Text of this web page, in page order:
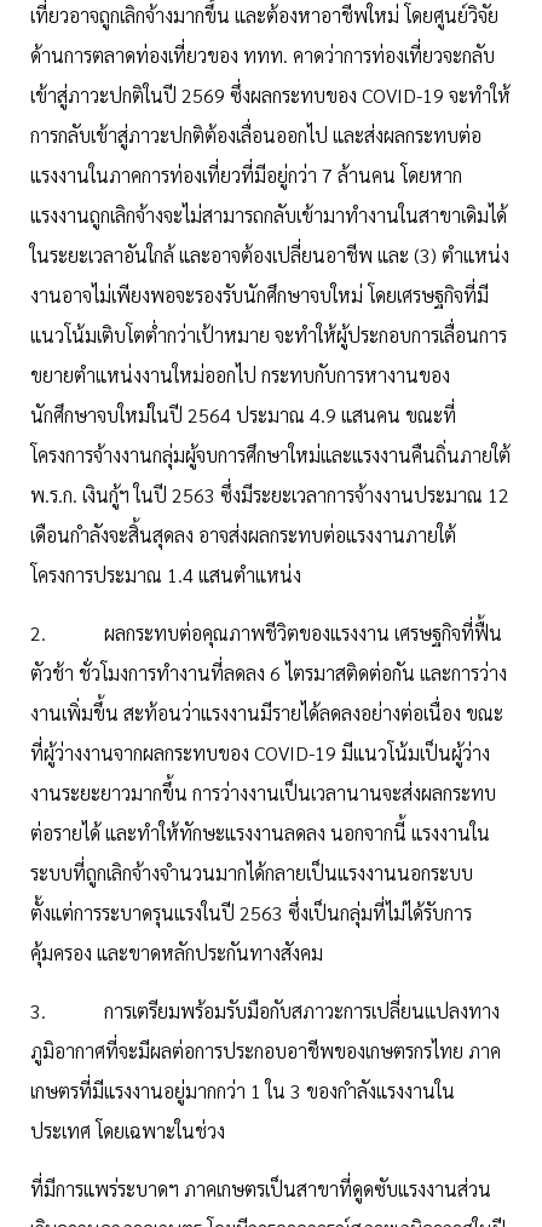
เที่ยวอาจถูกเลิกจ้างมากขึ้น และต้องหาอาชีพใหม่ โดยศูนย์วิจัย
ด้านการตลาดท่องเที่ยวของ ททท. คาดว่าการท่องเที่ยวจะกลับ
เข้าสู่ภาวะปกติในปี 2569 ซึ่งผลกระทบของ COVID-19 จะทำให้
การกลับเข้าสู่ภาวะปกติต้องเลื่อนออกไป และส่งผลกระทบต่อ
แรงงานในภาคการท่องเที่ยวที่มีอยู่กว่า 7 ล้านคน โดยหาก
แรงงานถูกเลิกจ้างจะไม่สามารถกลับเข้ามาทำงานในสาขาเดิมได้
ในระยะเวลาอันใกล้ และอาจต้องเปลี่ยนอาชีพ และ (3) ตำแหน่ง
งานอาจไม่เพียงพอจะรองรับนักศึกษาจบใหม่ โดยเศรษฐกิจที่มี
แนวโน้มเติบโตต่ำกว่าเป้าหมาย จะทำให้ผู้ประกอบการเลื่อนการ
ขยายตำแหน่งงานใหม่ออกไป กระทบกับการหางานของ
นักศึกษาจบใหม่ในปี 2564 ประมาณ 4.9 แสนคน ขณะที่
โครงการจ้างงานกลุ่มผู้จบการศึกษาใหม่และแรงงานคืนถิ่นภายใต้
พ.ร.ก. เงินกู้ฯ ในปี 2563 ซึ่งมีระยะเวลาการจ้างงานประมาณ 12
เดือนกำลังจะสิ้นสุดลง อาจส่งผลกระทบต่อแรงงานภายใต้
โครงการประมาณ 1.4 แสนตำแหน่ง
2. ผลกระทบต่อคุณภาพชีวิตของแรงงาน เศรษฐกิจที่ฟื้น
ตัวช้า ชั่วโมงการทำงานที่ลดลง 6 ไตรมาสติดต่อกัน และการว่าง
งานเพิ่มขึ้น สะท้อนว่าแรงงานมีรายได้ลดลงอย่างต่อเนื่อง ขณะ
ที่ผู้ว่างงานจากผลกระทบของ COVID-19 มีแนวโน้มเป็นผู้ว่าง
งานระยะยาวมากขึ้น การว่างงานเป็นเวลานานจะส่งผลกระทบ
ต่อรายได้ และทำให้ทักษะแรงงานลดลง นอกจากนี้ แรงงานใน
ระบบที่ถูกเลิกจ้างจำนวนมากได้กลายเป็นแรงงานนอกระบบ
ตั้งแต่การระบาดรุนแรงในปี 2563 ซึ่งเป็นกลุ่มที่ไม่ได้รับการ
คุ้มครอง และขาดหลักประกันทางสังคม
3. การเตรียมพร้อมรับมือกับสภาวะการเปลี่ยนแปลงทาง
ภูมิอากาศที่จะมีผลต่อการประกอบอาชีพของเกษตรกรไทย ภาค
เกษตรที่มีแรงงานอยู่มากกว่า 1 ใน 3 ของกำลังแรงงานใน
ประเทศ โดยเฉพาะในช่วง
ที่มีการแพร่ระบาดฯ ภาคเกษตรเป็นสาขาที่ดูดซับแรงงานส่วน